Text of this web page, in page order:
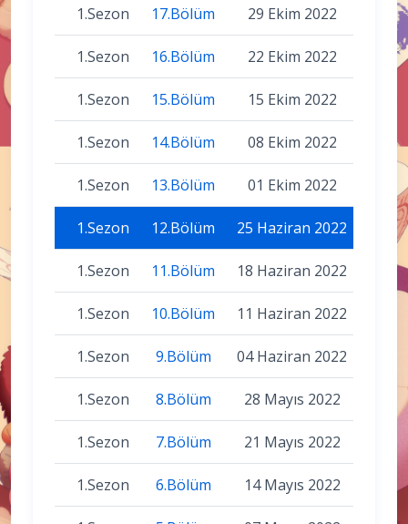
1.Sezon 17.Bölüm 29 Ekim 2022
1.Sezon 16.Bölüm 22 Ekim 2022
1.Sezon 15.Bölüm 15 Ekim 2022
1.Sezon 14.Bölüm 08 Ekim 2022
1.Sezon 13.Bölüm 01 Ekim 2022
1.Sezon 12.Bölüm 25 Haziran 2022
1.Sezon 11.Bölüm 18 Haziran 2022
1.Sezon 10.Bölüm 11 Haziran 2022
1.Sezon 9.Bölüm 04 Haziran 2022
1.Sezon 8.Bölüm 28 Mayıs 2022
1.Sezon 7.Bölüm 21 Mayıs 2022
1.Sezon 6.Bölüm 14 Mayıs 2022